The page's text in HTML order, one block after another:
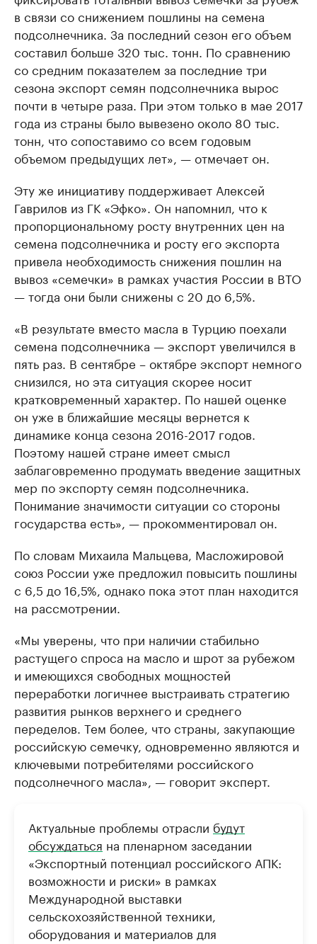
в связи со снижением пошлины на семена
подсолнечника. За последний сезон его объем
составил больше 320 тыс. тонн. По сравнению
со средним показателем за последние три
сезона экспорт семян подсолнечника вырос
почти в четыре раза. При этом только в мае 2017
года из страны было вывезено около 80 тыс.
тонн, что сопоставимо со всем годовым
объемом предыдущих лет», — отмечает он.
Эту же инициативу поддерживает Алексей
Гаврилов из ГК «Эфко». Он напомнил, что к
пропорциональному росту внутренних цен на
семена подсолнечника и росту его экспорта
привела необходимость снижения пошлин на
вывоз «семечки» в рамках участия России в ВТО
— тогда они были снижены с 20 до 6,5%.
«В результате вместо масла в Турцию поехали
семена подсолнечника — экспорт увеличился в
пять раз. В сентябре – октябре экспорт немного
снизился, но эта ситуация скорее носит
кратковременный характер. По нашей оценке
он уже в ближайшие месяцы вернется к
динамике конца сезона 2016-2017 годов.
Поэтому нашей стране имеет смысл
заблаговременно продумать введение защитных
мер по экспорту семян подсолнечника.
Понимание значимости ситуации со стороны
государства есть», — прокомментировал он.
По словам Михаила Мальцева, Масложировой
союз России уже предложил повысить пошлины
с 6,5 до 16,5%, однако пока этот план находится
на рассмотрении.
«Мы уверены, что при наличии стабильно
растущего спроса на масло и шрот за рубежом
и имеющихся свободных мощностей
переработки логичнее выстраивать стратегию
развития рынков верхнего и среднего
переделов. Тем более, что страны, закупающие
российскую семечку, одновременно являются и
ключевыми потребителями российского
подсолнечного масла», — говорит эксперт.
Актуальные проблемы отрасли будут
обсуждаться на пленарном заседании
«Экспортный потенциал российского АПК:
возможности и риски» в рамках
Международной выставки
сельскохозяйственной техники,
оборудования и материалов для